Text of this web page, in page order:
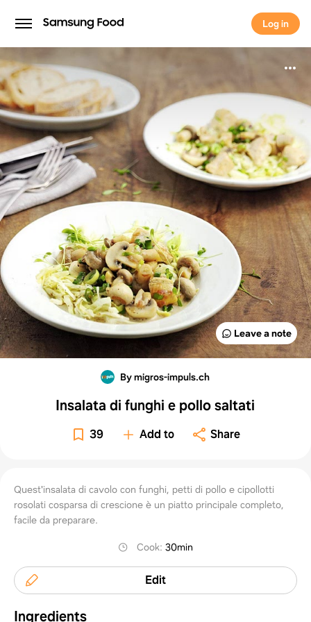
Log in
Log in
Leave a note
By migros-impuls.ch
Insalata di funghi e pollo saltati
39 Add to Share
Quest'insalata di cavolo con funghi, petti di pollo e cipollotti
rosolati cosparsa di crescione è un piatto principale completo,
facile da preparare.
Cook:30min
Edit
Ingredients